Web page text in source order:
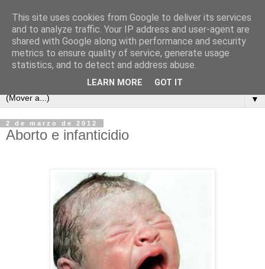
▼
2 de marzo de 2012
Aborto e infanticidio
This site uses cookies from Google to deliver its services
and to analyze traffic. Your IP address and user-agent are
shared with Google along with performance and security
metrics to ensure quality of service, generate usage
statistics, and to detect and address abuse.
LEARN MORE GOT IT